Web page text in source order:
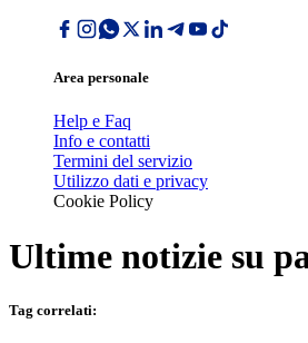
Area personale
Help e Faq
Info e contatti
Termini del servizio
Utilizzo dati e privacy
Cookie Policy
Ultime notizie su
Tag correlati: